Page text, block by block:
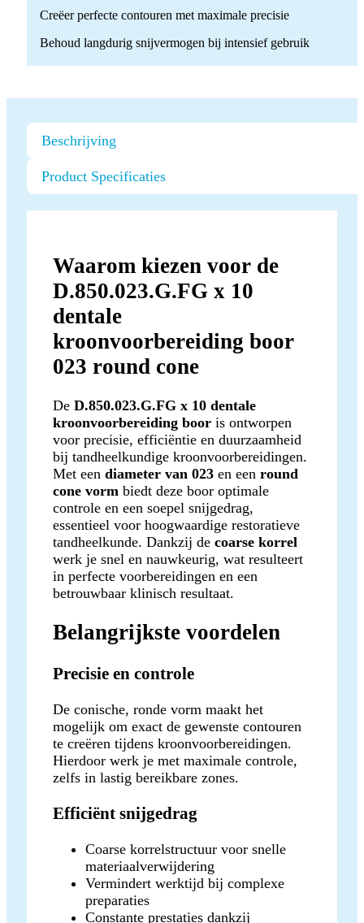
Creëer perfecte contouren met maximale precisie
Behoud langdurig snijvermogen bij intensief gebruik
Beschrijving
Product Specificaties
Waarom kiezen voor de
D.850.023.G.FG x 10
dentale
kroonvoorbereiding boor
023 round cone
De D.850.023.G.FG x 10 dentale
kroonvoorbereiding boor is ontworpen
voor precisie, efficiëntie en duurzaamheid
bij tandheelkundige kroonvoorbereidingen.
Met een diameter van 023 en een round
cone vorm biedt deze boor optimale
controle en een soepel snijgedrag,
essentieel voor hoogwaardige restoratieve
tandheelkunde. Dankzij de coarse korrel
werk je snel en nauwkeurig, wat resulteert
in perfecte voorbereidingen en een
betrouwbaar klinisch resultaat.
Belangrijkste voordelen
Precisie en controle
De conische, ronde vorm maakt het
mogelijk om exact de gewenste contouren
te creëren tijdens kroonvoorbereidingen.
Hierdoor werk je met maximale controle,
zelfs in lastig bereikbare zones.
Efficiënt snijgedrag
Coarse korrelstructuur voor snelle
materiaalverwijdering
Vermindert werktijd bij complexe
preparaties
Constante prestaties dankzij